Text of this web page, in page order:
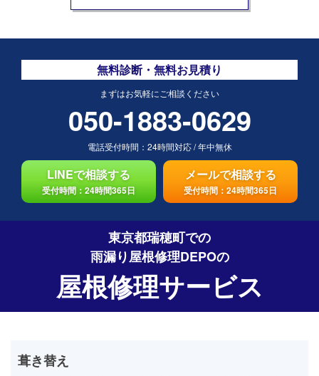
無料診断・無料お見積り
まずはお気軽にご相談ください
050-1883-0629
電話受付時間： 24時間対応/年中無休
LINEで相談する
受付時間：24時間365日
メールで相談する
受付時間：24時間365日
東京都瑞穂町での
雨漏り屋根修理DEPOの
屋根修理サービス
葺き替え